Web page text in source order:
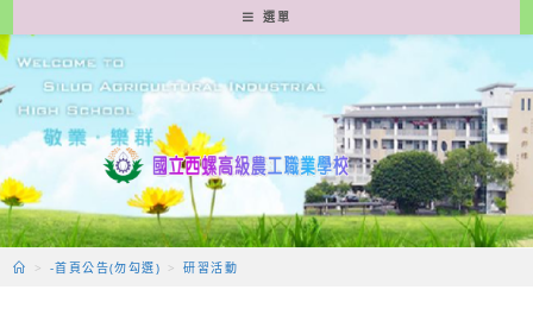
轉
至
要
容
選單
> -首頁公告(勿勾選) > 研習活動